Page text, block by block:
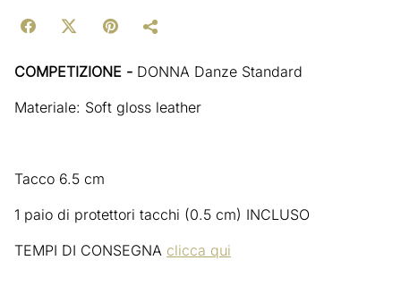
COMPETIZIONE - DONNA Danze Standard
Materiale: Soft gloss leather
Tacco 6.5 cm
1 paio di protettori tacchi (0.5 cm) INCLUSO
TEMPI DI CONSEGNA clicca qui